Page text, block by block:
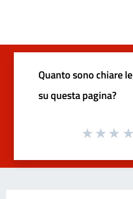
Quanto sono chiare
su questa pagina?